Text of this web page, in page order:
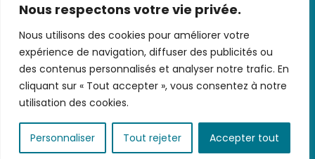
Nous respectons votre vie privée.
Nous utilisons des cookies pour améliorer votre
expérience de navigation, diffuser des publicités ou
des contenus personnalisés et analyser notre trafic. En
cliquant sur « Tout accepter », vous consentez à notre
utilisation des cookies.
Personnaliser Tout rejeter Accepter tout
Nous contacter- CGV/CGU-Données
personnelles-Infos pratiques- FAQ
!
Votre email